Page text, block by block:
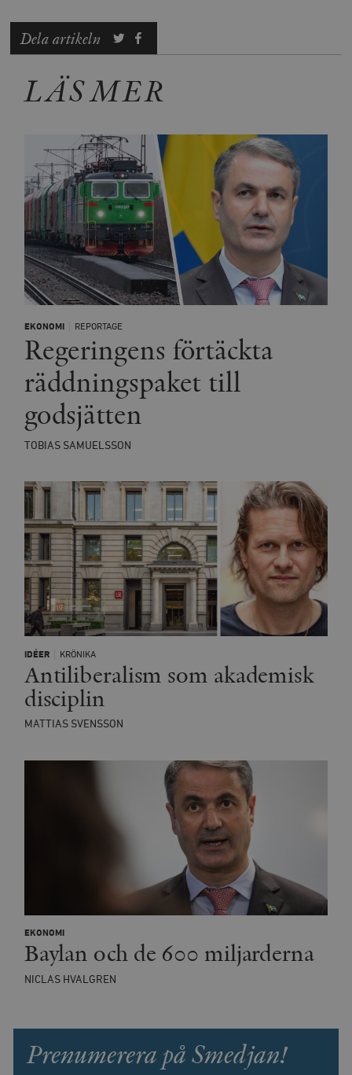
Dela artikeln
LÄS MER
EKONOMI REPORTAGE
Regeringens förtäckta
räddningspaket till
godsjätten
TOBIAS SAMUELSSON
IDÉER KRÖNIKA
Antiliberalism som akademisk
disciplin
MATTIAS SVENSSON
EKONOMI
Baylan och de 600 miljarderna
NICLAS HVALGREN
Prenumerera på Smedjan!